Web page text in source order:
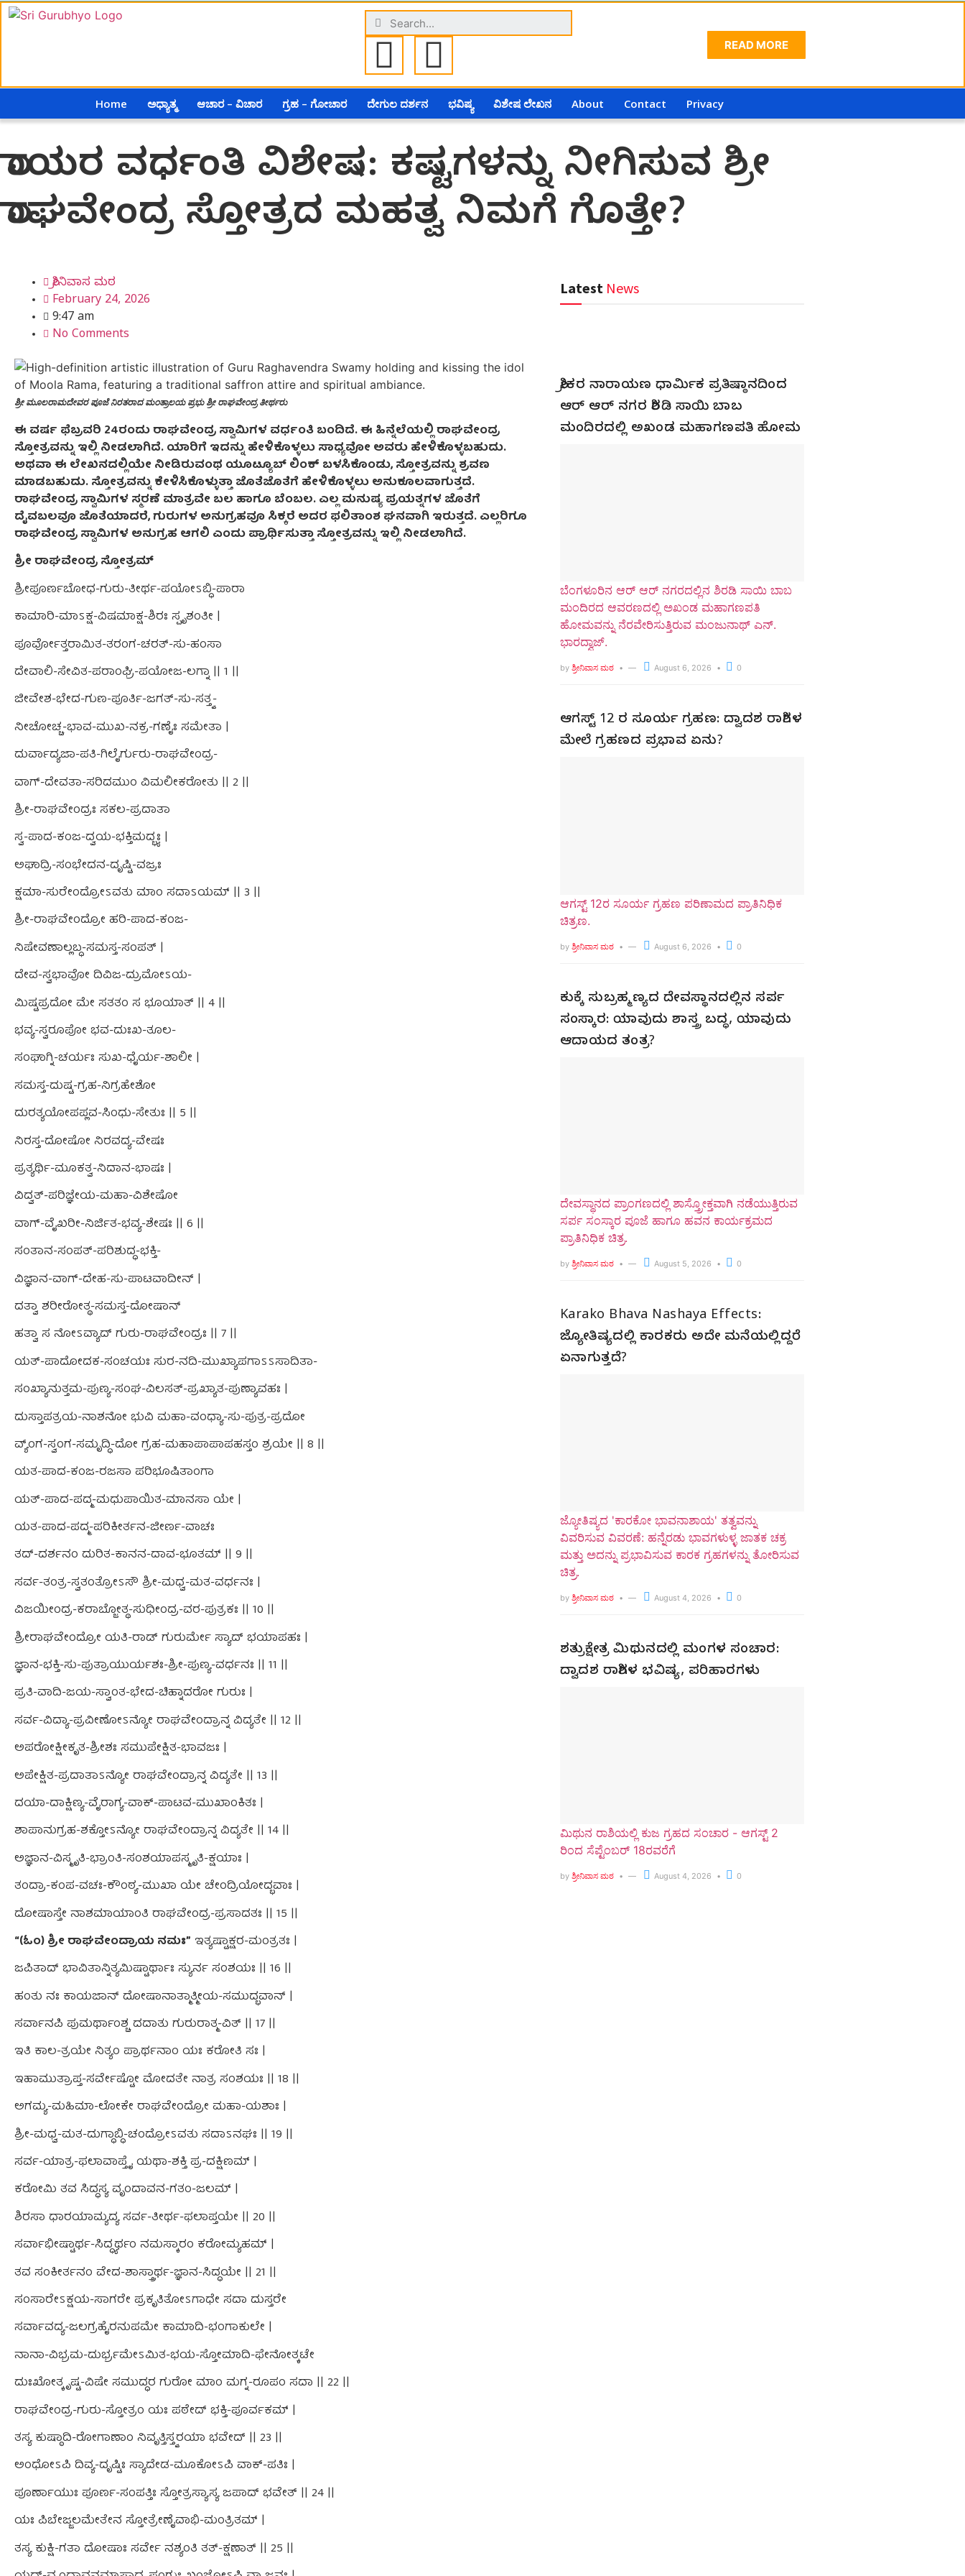
READ MORE
Home ಅಧ್ಯಾತ್ಮ ಆಚಾರ – ವಿಚಾರ ಗ್ರಹ – ಗೋಚಾರ ದೇಗುಲ ದರ್ಶನ ಭವಿಷ್ಯ ವಿಶೇಷ ಲೇಖನ About Contact Privacy
ರಾಯರ ವರ್ಧಂತಿ ವಿಶೇಷ: ಕಷ್ಟಗಳನ್ನು ನೀಗಿಸುವ ಶ್ರೀ
ರಾಘವೇಂದ್ರ ಸ್ತೋತ್ರದ ಮಹತ್ವ ನಿಮಗೆ ಗೊತ್ತೇ?
ಶ್ರೀನಿವಾಸ ಮಠ
February 24, 2026
9:47 am
No Comments
ಶ್ರೀ ಮೂಲರಾಮದೇವರ ಪೂಜೆ ನಿರತರಾದ ಮಂತ್ರಾಲಯ ಪ್ರಭು ಶ್ರೀ ರಾಘವೇಂದ್ರ ತೀರ್ಥರು
ಈ ವರ್ಷ ಫೆಬ್ರವರಿ 24ರಂದು ರಾಘವೇಂದ್ರ ಸ್ವಾಮಿಗಳ ವರ್ಧಂತಿ ಬಂದಿದೆ. ಈ ಹಿನ್ನೆಲೆಯಲ್ಲಿ ರಾಘವೇಂದ್ರ
ಸ್ತೋತ್ರವನ್ನು ಇಲ್ಲಿ ನೀಡಲಾಗಿದೆ. ಯಾರಿಗೆ ಇದನ್ನು ಹೇಳಿಕೊಳ್ಳಲು ಸಾಧ್ಯವೋ ಅವರು ಹೇಳಿಕೊಳ್ಳಬಹುದು.
ಅಥವಾ ಈ ಲೇಖನದಲ್ಲಿಯೇ ನೀಡಿರುವಂಥ ಯೂಟ್ಯೂಬ್ ಲಿಂಕ್ ಬಳಸಿಕೊಂಡು, ಸ್ತೋತ್ರವನ್ನು ಶ್ರವಣ
ಮಾಡಬಹುದು. ಸ್ತೋತ್ರವನ್ನು ಕೇಳಿಸಿಕೊಳ್ಳುತ್ತಾ ಜೊತೆಜೊತೆಗೆ ಹೇಳಿಕೊಳ್ಳಲು ಅನುಕೂಲವಾಗುತ್ತದೆ.
ರಾಘವೇಂದ್ರ ಸ್ವಾಮಿಗಳ ಸ್ಮರಣೆ ಮಾತ್ರವೇ ಬಲ ಹಾಗೂ ಬೆಂಬಲ. ಎಲ್ಲ ಮನುಷ್ಯ ಪ್ರಯತ್ನಗಳ ಜೊತೆಗೆ
ದೈವಬಲವೂ ಜೊತೆಯಾದರೆ, ಗುರುಗಳ ಅನುಗ್ರಹವೂ ಸಿಕ್ಕರೆ ಅದರ ಫಲಿತಾಂಶ ಘನವಾಗಿ ಇರುತ್ತದೆ. ಎಲ್ಲರಿಗೂ
ರಾಘವೇಂದ್ರ ಸ್ವಾಮಿಗಳ ಅನುಗ್ರಹ ಆಗಲಿ ಎಂದು ಪ್ರಾರ್ಥಿಸುತ್ತಾ ಸ್ತೋತ್ರವನ್ನು ಇಲ್ಲಿ ನೀಡಲಾಗಿದೆ.
ಶ್ರೀ ರಾಘವೇಂದ್ರ ಸ್ತೋತ್ರಮ್
ಶ್ರೀಪೂರ್ಣಬೋಧ-ಗುರು-ತೀರ್ಥ-ಪಯೋಽಬ್ಧಿ-ಪಾರಾ
ಕಾಮಾರಿ-ಮಾಽಕ್ಷ-ವಿಷಮಾಕ್ಷ-ಶಿರಃ ಸ್ಪೃಶಂತೀ |
ಪೂರ್ವೋತ್ತರಾಮಿತ-ತರಂಗ-ಚರತ್-ಸು-ಹಂಸಾ
ದೇವಾಲಿ-ಸೇವಿತ-ಪರಾಂಘ್ರಿ-ಪಯೋಜ-ಲಗ್ನಾ || 1 ||
ಜೀವೇಶ-ಭೇದ-ಗುಣ-ಪೂರ್ತಿ-ಜಗತ್-ಸು-ಸತ್ತ್ವ-
ನೀಚೋಚ್ಚ-ಭಾವ-ಮುಖ-ನಕ್ರ-ಗಣೈಃ ಸಮೇತಾ |
ದುರ್ವಾದ್ಯಜಾ-ಪತಿ-ಗಿಲೈರ್ಗುರು-ರಾಘವೇಂದ್ರ-
ವಾಗ್-ದೇವತಾ-ಸರಿದಮುಂ ವಿಮಲೀಕರೋತು || 2 ||
ಶ್ರೀ-ರಾಘವೇಂದ್ರಃ ಸಕಲ-ಪ್ರದಾತಾ
ಸ್ವ-ಪಾದ-ಕಂಜ-ದ್ವಯ-ಭಕ್ತಿಮದ್ಭ್ಯಃ |
ಅಘಾದ್ರಿ-ಸಂಭೇದನ-ದೃಷ್ಟಿ-ವಜ್ರಃ
ಕ್ಷಮಾ-ಸುರೇಂದ್ರೋಽವತು ಮಾಂ ಸದಾಽಯಮ್ || 3 ||
ಶ್ರೀ-ರಾಘವೇಂದ್ರೋ ಹರಿ-ಪಾದ-ಕಂಜ-
ನಿಷೇವಣಾಲ್ಲಬ್ಧ-ಸಮಸ್ತ-ಸಂಪತ್ |
ದೇವ-ಸ್ವಭಾವೋ ದಿವಿಜ-ದ್ರುಮೋಽಯ-
ಮಿಷ್ಟಪ್ರದೋ ಮೇ ಸತತಂ ಸ ಭೂಯಾತ್ || 4 ||
ಭವ್ಯ-ಸ್ವರೂಪೋ ಭವ-ದುಃಖ-ತೂಲ-
ಸಂಘಾಗ್ನಿ-ಚರ್ಯಃ ಸುಖ-ಧೈರ್ಯ-ಶಾಲೀ |
ಸಮಸ್ತ-ದುಷ್ಟ-ಗ್ರಹ-ನಿಗ್ರಹೇಶೋ
ದುರತ್ಯಯೋಪಪ್ಲವ-ಸಿಂಧು-ಸೇತುಃ || 5 ||
ನಿರಸ್ತ-ದೋಷೋ ನಿರವದ್ಯ-ವೇಷಃ
ಪ್ರತ್ಯರ್ಥಿ-ಮೂಕತ್ವ-ನಿದಾನ-ಭಾಷಃ |
ವಿದ್ವತ್-ಪರಿಜ್ಞೇಯ-ಮಹಾ-ವಿಶೇಷೋ
ವಾಗ್-ವೈಖರೀ-ನಿರ್ಜಿತ-ಭವ್ಯ-ಶೇಷಃ || 6 ||
ಸಂತಾನ-ಸಂಪತ್-ಪರಿಶುದ್ಧ-ಭಕ್ತಿ-
ವಿಜ್ಞಾನ-ವಾಗ್-ದೇಹ-ಸು-ಪಾಟವಾದೀನ್ |
ದತ್ವಾ ಶರೀರೋತ್ಥ-ಸಮಸ್ತ-ದೋಷಾನ್
ಹತ್ವಾ ಸ ನೋಽವ್ಯಾದ್ ಗುರು-ರಾಘವೇಂದ್ರಃ || 7 ||
ಯತ್-ಪಾದೋದಕ-ಸಂಚಯಃ ಸುರ-ನದಿ-ಮುಖ್ಯಾಪಗಾಽಽಸಾದಿತಾ-
ಸಂಖ್ಯಾನುತ್ತಮ-ಪುಣ್ಯ-ಸಂಘ-ವಿಲಸತ್-ಪ್ರಖ್ಯಾತ-ಪುಣ್ಯಾವಹಃ |
ದುಸ್ತಾಪತ್ರಯ-ನಾಶನೋ ಭುವಿ ಮಹಾ-ವಂಧ್ಯಾ-ಸು-ಪುತ್ರ-ಪ್ರದೋ
ವ್ಯ್ಂಗ-ಸ್ವಂಗ-ಸಮೃದ್ಧಿ-ದೋ ಗ್ರಹ-ಮಹಾಪಾಪಾಪಹಸ್ತಂ ಶ್ರಯೇ || 8 ||
ಯತ-ಪಾದ-ಕಂಜ-ರಜಸಾ ಪರಿಭೂಷಿತಾಂಗಾ
ಯತ್-ಪಾದ-ಪದ್ಮ-ಮಧುಪಾಯಿತ-ಮಾನಸಾ ಯೇ |
ಯತ-ಪಾದ-ಪದ್ಮ-ಪರಿಕೀರ್ತನ-ಜೀರ್ಣ-ವಾಚಃ
ತದ್-ದರ್ಶನಂ ದುರಿತ-ಕಾನನ-ದಾವ-ಭೂತಮ್ || 9 ||
ಸರ್ವ-ತಂತ್ರ-ಸ್ವತಂತ್ರೋಽಸೌ ಶ್ರೀ-ಮಧ್ವ-ಮತ-ವರ್ಧನಃ |
ವಿಜಯೀಂದ್ರ-ಕರಾಬ್ಜೋತ್ಥ-ಸುಧೀಂದ್ರ-ವರ-ಪುತ್ರಕಃ || 10 ||
ಶ್ರೀರಾಘವೇಂದ್ರೋ ಯತಿ-ರಾಡ್ ಗುರುರ್ಮೇ ಸ್ಯಾದ್ ಭಯಾಪಹಃ |
ಜ್ಞಾನ-ಭಕ್ತಿ-ಸು-ಪುತ್ರಾಯುರ್ಯಶಃ-ಶ್ರೀ-ಪುಣ್ಯ-ವರ್ಧನಃ || 11 ||
ಪ್ರತಿ-ವಾದಿ-ಜಯ-ಸ್ವಾಂತ-ಭೇದ-ಚಿಹ್ನಾದರೋ ಗುರುಃ |
ಸರ್ವ-ವಿದ್ಯಾ-ಪ್ರವೀಣೋಽನ್ಯೋ ರಾಘವೇಂದ್ರಾನ್ನ ವಿದ್ಯತೇ || 12 ||
ಅಪರೋಕ್ಷೀಕೃತ-ಶ್ರೀಶಃ ಸಮುಪೇಕ್ಷಿತ-ಭಾವಜಃ |
ಅಪೇಕ್ಷಿತ-ಪ್ರದಾತಾಽನ್ಯೋ ರಾಘವೇಂದ್ರಾನ್ನ ವಿದ್ಯತೇ || 13 ||
ದಯಾ-ದಾಕ್ಷಿಣ್ಯ-ವೈರಾಗ್ಯ-ವಾಕ್-ಪಾಟವ-ಮುಖಾಂಕಿತಃ |
ಶಾಪಾನುಗ್ರಹ-ಶಕ್ತೋಽನ್ಯೋ ರಾಘವೇಂದ್ರಾನ್ನ ವಿದ್ಯತೇ || 14 ||
ಅಜ್ಞಾನ-ವಿಸ್ಮೃತಿ-ಭ್ರಾಂತಿ-ಸಂಶಯಾಪಸ್ಮೃತಿ-ಕ್ಷಯಾಃ |
ತಂದ್ರಾ-ಕಂಪ-ವಚಃ-ಕೌಂಠ್ಯ-ಮುಖಾ ಯೇ ಚೇಂದ್ರಿಯೋದ್ಭವಾಃ |
ದೋಷಾಸ್ತೇ ನಾಶಮಾಯಾಂತಿ ರಾಘವೇಂದ್ರ-ಪ್ರಸಾದತಃ || 15 ||
“(ಓಂ) ಶ್ರೀ ರಾಘವೇಂದ್ರಾಯ ನಮಃ” ಇತ್ಯಷ್ಟಾಕ್ಷರ-ಮಂತ್ರತಃ |
ಜಪಿತಾದ್ ಭಾವಿತಾನ್ನಿತ್ಯಮಿಷ್ಟಾರ್ಥಾಃ ಸ್ಯುರ್ನ ಸಂಶಯಃ || 16 ||
ಹಂತು ನಃ ಕಾಯಜಾನ್ ದೋಷಾನಾತ್ಮಾತ್ಮೀಯ-ಸಮುದ್ಭವಾನ್ |
ಸರ್ವಾನಪಿ ಪುಮರ್ಥಾಂಶ್ಚ ದದಾತು ಗುರುರಾತ್ಮ-ವಿತ್ || 17 ||
ಇತಿ ಕಾಲ-ತ್ರಯೇ ನಿತ್ಯಂ ಪ್ರಾರ್ಥನಾಂ ಯಃ ಕರೋತಿ ಸಃ |
ಇಹಾಮುತ್ರಾಪ್ತ-ಸರ್ವೇಷ್ಟೋ ಮೋದತೇ ನಾತ್ರ ಸಂಶಯಃ || 18 ||
ಅಗಮ್ಯ-ಮಹಿಮಾ-ಲೋಕೇ ರಾಘವೇಂದ್ರೋ ಮಹಾ-ಯಶಾಃ |
ಶ್ರೀ-ಮಧ್ವ-ಮತ-ದುಗ್ಧಾಬ್ಧಿ-ಚಂದ್ರೋಽವತು ಸದಾಽನಘಃ || 19 ||
ಸರ್ವ-ಯಾತ್ರ-ಫಲಾವಾಪ್ತೈ ಯಥಾ-ಶಕ್ತಿ ಪ್ರ-ದಕ್ಷಿಣಮ್ |
ಕರೋಮಿ ತವ ಸಿದ್ಧಸ್ಯ ವೃಂದಾವನ-ಗತಂ-ಜಲಮ್ |
ಶಿರಸಾ ಧಾರಯಾಮ್ಯದ್ಯ ಸರ್ವ-ತೀರ್ಥ-ಫಲಾಪ್ತಯೇ || 20 ||
ಸರ್ವಾಭೀಷ್ಟಾರ್ಥ-ಸಿದ್ಧ್ಯರ್ಥಂ ನಮಸ್ಕಾರಂ ಕರೋಮ್ಯಹಮ್ |
ತವ ಸಂಕೀರ್ತನಂ ವೇದ-ಶಾಸ್ತ್ರಾರ್ಥ-ಜ್ಞಾನ-ಸಿದ್ಧಯೇ || 21 ||
ಸಂಸಾರೇಽಕ್ಷಯ-ಸಾಗರೇ ಪ್ರಕೃತಿತೋಽಗಾಧೇ ಸದಾ ದುಸ್ತರೇ
ಸರ್ವಾವದ್ಯ-ಜಲಗ್ರಹೈರನುಪಮೇ ಕಾಮಾದಿ-ಭಂಗಾಕುಲೇ |
ನಾನಾ-ವಿಭ್ರಮ-ದುರ್ಭ್ರಮೇಽಮಿತ-ಭಯ-ಸ್ತೋಮಾದಿ-ಫೇನೋತ್ಕಟೇ
ದುಃಖೋತ್ಕೃಷ್ಟ-ವಿಷೇ ಸಮುದ್ಧರ ಗುರೋ ಮಾಂ ಮಗ್ನ-ರೂಪಂ ಸದಾ || 22 ||
ರಾಘವೇಂದ್ರ-ಗುರು-ಸ್ತೋತ್ರಂ ಯಃ ಪಠೇದ್ ಭಕ್ತಿ-ಪೂರ್ವಕಮ್ |
ತಸ್ಯ ಕುಷ್ಠಾದಿ-ರೋಗಾಣಾಂ ನಿವೃತ್ತಿಸ್ತ್ವರಯಾ ಭವೇದ್ || 23 ||
ಅಂಧೋಽಪಿ ದಿವ್ಯ-ದೃಷ್ಟಿಃ ಸ್ಯಾದೇಡ-ಮೂಕೋಽಪಿ ವಾಕ್-ಪತಿಃ |
ಪೂರ್ಣಾಯುಃ ಪೂರ್ಣ-ಸಂಪತ್ತಿಃ ಸ್ತೋತ್ರಸ್ಯಾಸ್ಯ ಜಪಾದ್ ಭವೇತ್ || 24 ||
ಯಃ ಪಿಬೇಜ್ಜಲಮೇತೇನ ಸ್ತೋತ್ರೇಣೈವಾಭಿ-ಮಂತ್ರಿತಮ್ |
ತಸ್ಯ ಕುಕ್ಷಿ-ಗತಾ ದೋಷಾಃ ಸರ್ವೇ ನಶ್ಯಂತಿ ತತ್-ಕ್ಷಣಾತ್ || 25 ||
Latest News
ಶ್ರೀಕರ ನಾರಾಯಣ ಧಾರ್ಮಿಕ ಪ್ರತಿಷ್ಠಾನದಿಂದ
ಆರ್ ಆರ್ ನಗರ ಶಿರಡಿ ಸಾಯಿ ಬಾಬ
ಮಂದಿರದಲ್ಲಿ ಅಖಂಡ ಮಹಾಗಣಪತಿ ಹೋಮ
ಬೆಂಗಳೂರಿನ ಆರ್ ಆರ್ ನಗರದಲ್ಲಿನ ಶಿರಡಿ ಸಾಯಿ ಬಾಬ
ಮಂದಿರದ ಆವರಣದಲ್ಲಿ ಅಖಂಡ ಮಹಾಗಣಪತಿ
ಹೋಮವನ್ನು ನೆರವೇರಿಸುತ್ತಿರುವ ಮಂಜುನಾಥ್ ಎನ್.
ಭಾರದ್ವಾಜ್.
by ಶ್ರೀನಿವಾಸ ಮಠ August 6, 2026 0
ಆಗಸ್ಟ್ 12 ರ ಸೂರ್ಯ ಗ್ರಹಣ: ದ್ವಾದಶ ರಾಶಿಗಳ
ಮೇಲೆ ಗ್ರಹಣದ ಪ್ರಭಾವ ಏನು?
ಆಗಸ್ಟ್ 12ರ ಸೂರ್ಯ ಗ್ರಹಣ ಪರಿಣಾಮದ ಪ್ರಾತಿನಿಧಿಕ
ಚಿತ್ರಣ.
by ಶ್ರೀನಿವಾಸ ಮಠ August 6, 2026 0
ಕುಕ್ಕೆ ಸುಬ್ರಹ್ಮಣ್ಯದ ದೇವಸ್ಥಾನದಲ್ಲಿನ ಸರ್ಪ
ಸಂಸ್ಕಾರ: ಯಾವುದು ಶಾಸ್ತ್ರ ಬದ್ಧ, ಯಾವುದು
ಆದಾಯದ ತಂತ್ರ?
ದೇವಸ್ಥಾನದ ಪ್ರಾಂಗಣದಲ್ಲಿ ಶಾಸ್ತ್ರೋಕ್ತವಾಗಿ ನಡೆಯುತ್ತಿರುವ
ಸರ್ಪ ಸಂಸ್ಕಾರ ಪೂಜೆ ಹಾಗೂ ಹವನ ಕಾರ್ಯಕ್ರಮದ
ಪ್ರಾತಿನಿಧಿಕ ಚಿತ್ರ.
by ಶ್ರೀನಿವಾಸ ಮಠ August 5, 2026 0
Karako Bhava Nashaya Effects:
ಜ್ಯೋತಿಷ್ಯದಲ್ಲಿ ಕಾರಕರು ಅದೇ ಮನೆಯಲ್ಲಿದ್ದರೆ
ಏನಾಗುತ್ತದೆ?
ಜ್ಯೋತಿಷ್ಯದ 'ಕಾರಕೋ ಭಾವನಾಶಾಯ' ತತ್ವವನ್ನು
ವಿವರಿಸುವ ವಿವರಣೆ: ಹನ್ನೆರಡು ಭಾವಗಳುಳ್ಳ ಜಾತಕ ಚಕ್ರ
ಮತ್ತು ಅದನ್ನು ಪ್ರಭಾವಿಸುವ ಕಾರಕ ಗ್ರಹಗಳನ್ನು ತೋರಿಸುವ
ಚಿತ್ರ.
by ಶ್ರೀನಿವಾಸ ಮಠ August 4, 2026 0
ಶತ್ರುಕ್ಷೇತ್ರ ಮಿಥುನದಲ್ಲಿ ಮಂಗಳ ಸಂಚಾರ:
ದ್ವಾದಶ ರಾಶಿಗಳ ಭವಿಷ್ಯ, ಪರಿಹಾರಗಳು
ಮಿಥುನ ರಾಶಿಯಲ್ಲಿ ಕುಜ ಗ್ರಹದ ಸಂಚಾರ - ಆಗಸ್ಟ್ 2
ರಿಂದ ಸೆಪ್ಟೆಂಬರ್ 18ರವರೆಗೆ
by ಶ್ರೀನಿವಾಸ ಮಠ August 4, 2026 0